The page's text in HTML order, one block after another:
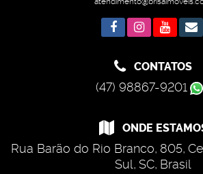
CONTATOS
(47) 98867-9201
ONDE
Rua Barão do Rio Branco, 805,
Sul, SC, Brasil